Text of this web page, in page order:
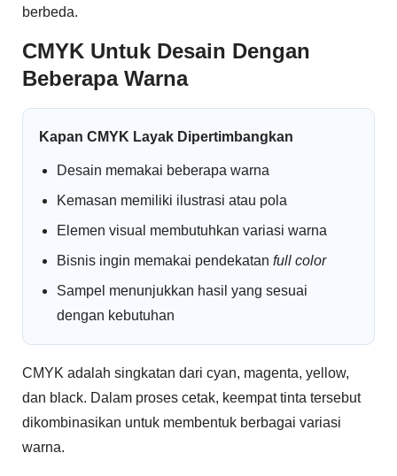
berbeda.
CMYK Untuk Desain Dengan
Beberapa Warna
Kapan CMYK Layak Dipertimbangkan
Desain memakai beberapa warna
Kemasan memiliki ilustrasi atau pola
Elemen visual membutuhkan variasi warna
Bisnis ingin memakai pendekatan full color
Sampel menunjukkan hasil yang sesuai
dengan kebutuhan
CMYK adalah singkatan dari cyan, magenta, yellow,
dan black. Dalam proses cetak, keempat tinta tersebut
dikombinasikan untuk membentuk berbagai variasi
warna.